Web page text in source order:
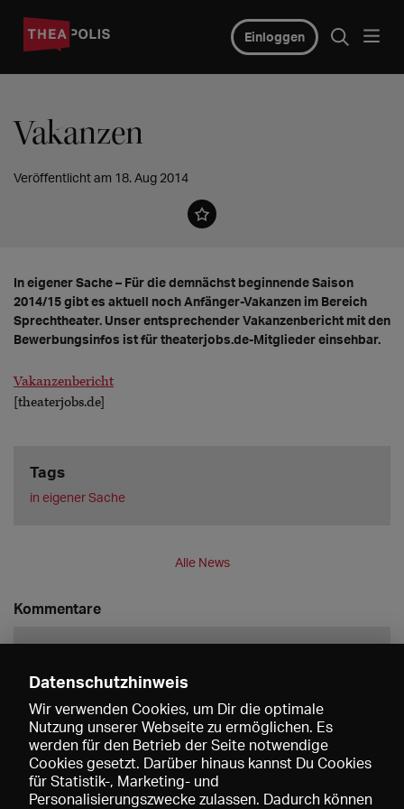
Einloggen
Vakanzen
Veröffentlicht am 18. Aug 2014
In eigener Sache – Für die demnächst beginnende Saison
2014/15 gibt es aktuell noch Anfänger-Vakanzen im Bereich
Sprechtheater. Unser entsprechender Vakanzenbericht mit den
Bewerbungsinfos ist für theaterjobs.de-Mitglieder einsehbar.
Vakanzenbericht
[theaterjobs.de]
Tags
in eigener Sache
Alle News
Kommentare
Speichern
Datenschutzhinweis
Wir verwenden Cookies, um Dir die optimale
Nutzung unserer Webseite zu ermöglichen. Es
werden für den Betrieb der Seite notwendige
Cookies gesetzt. Darüber hinaus kannst Du Cookies
für Statistik-, Marketing- und
Personalisierungszwecke zulassen. Dadurch können